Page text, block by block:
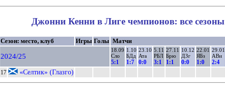
Джонни Кенни в Лиге чемпионов: все сезоны
Сезон: место, клуб Игры Голы Матчи
2024/25
18.09
Сло
5:1
1.10
БДд
1:7
23.10
Ата
0:0
5.11
РБЛ
3:1
27.11
Брю
1:1
10.12
ДЗг
0:0
22.01
ЯБз
1:0
29.01
АВи
2:4
17 «Селтик» (Глазго)